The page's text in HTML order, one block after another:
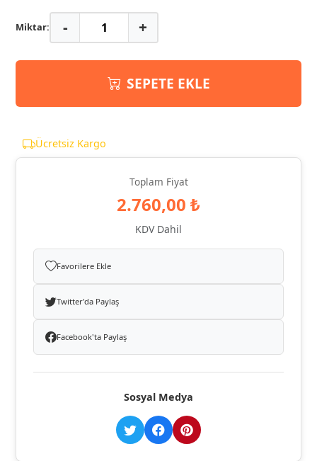
Miktar: - +
SEPETE EKLE
Ücretsiz Kargo
Toplam Fiyat
2.760,00 ₺
KDV Dahil
Favorilere Ekle
Twitter'da Paylaş
Facebook'ta Paylaş
Sosyal Medya